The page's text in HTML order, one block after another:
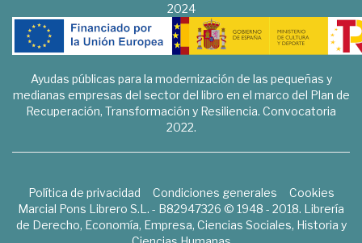
2024
Ayudas públicas para la modernización de las pequeñas y
medianas empresas del sector del libro en el marco del Plan de
Recuperación, Transformación y Resiliencia. Convocatoria
2022.
Política de privacidad Condiciones generales
Cookies
Marcial Pons Librero S.L. - B82947326 © 1948 - 2018. Librería
de Derecho, Economía, Empresa, Ciencias Sociales, Historia y